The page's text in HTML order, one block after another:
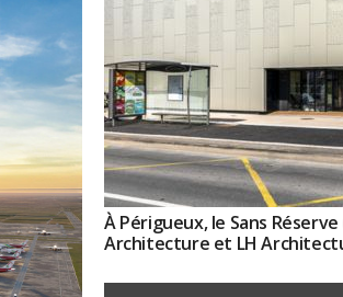
À Périgueux, le Sans Réserve
Architecture et LH